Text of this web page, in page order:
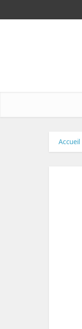
Accueil